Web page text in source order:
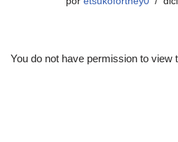
You do not have permission to view